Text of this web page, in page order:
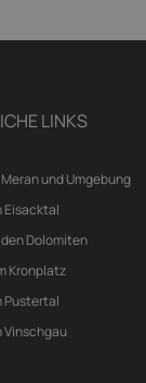
LINKS
und Umgebung
Eisacktal
Dolomiten
Kronplatz
Pustertal
Vinschgau